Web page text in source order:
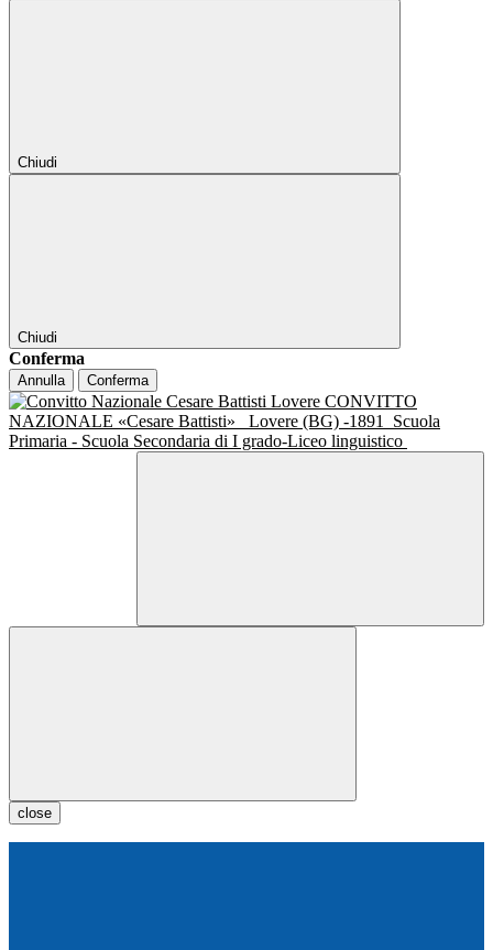
Chiudi
Chiudi
Conferma
Annulla Conferma
CONVITTO
NAZIONALE «Cesare Battisti»
Lovere (BG) -1891
Scuola
Primaria - Scuola Secondaria di I grado-Liceo linguistico
close